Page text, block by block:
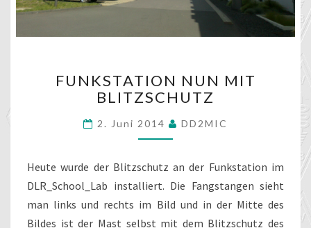
NUN
MIT
FUNKSTATION NUN MIT
BLITZSCHUTZ
2. Juni 2014 DD2MIC
Heute wurde der Blitzschutz an der Funkstation im
DLR_School_Lab installiert. Die Fangstangen sieht
man links und rechts im Bild und in der Mitte des
Bildes ist der Mast selbst mit dem Blitzschutz des